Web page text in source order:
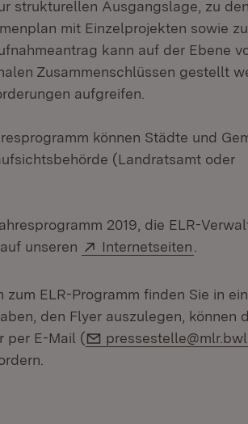
strukturellen Ausgangslage, zu den
mit Einzelprojekten sowie
kann auf der Ebene
Zusammenschlüssen gestellt
aufgreifen.
können Städte und
(Landratsamt oder
2019, die ELR-
unseren
Extern:
Internetseiten
ELR-Programm finden Sie in
den Flyer auszulegen, können
per E-Mail (
E-Mail: